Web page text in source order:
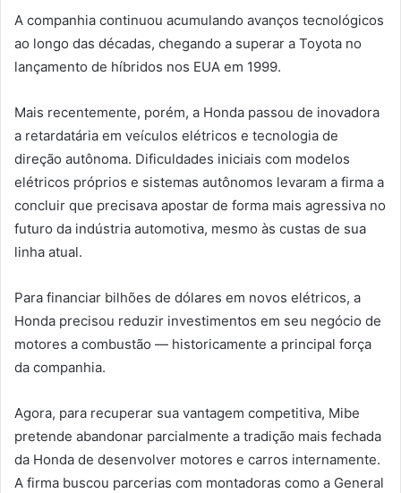
A companhia continuou acumulando avanços tecnológicos
ao longo das décadas, chegando a superar a Toyota no
lançamento de híbridos nos EUA em 1999.
Mais recentemente, porém, a Honda passou de inovadora
a retardatária em veículos elétricos e tecnologia de
direção autônoma. Dificuldades iniciais com modelos
elétricos próprios e sistemas autônomos levaram a firma a
concluir que precisava apostar de forma mais agressiva no
futuro da indústria automotiva, mesmo às custas de sua
linha atual.
Para financiar bilhões de dólares em novos elétricos, a
Honda precisou reduzir investimentos em seu negócio de
motores a combustão — historicamente a principal força
da companhia.
Agora, para recuperar sua vantagem competitiva, Mibe
pretende abandonar parcialmente a tradição mais fechada
da Honda de desenvolver motores e carros internamente.
A firma buscou parcerias com montadoras como a General